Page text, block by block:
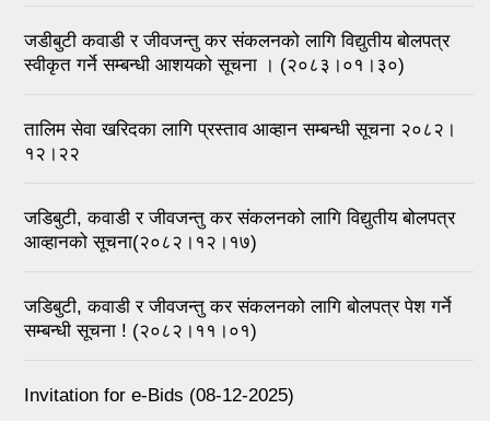
जडीबुटी कवाडी र जीवजन्तु कर संकलनको लागि विद्युतीय बोलपत्र
स्वीकृत गर्ने सम्बन्धी आशयको सूचना । (२०८३।०१।३०)
तालिम सेवा खरिदका लागि प्रस्ताव आव्हान सम्बन्धी सूचना २०८२।
१२।२२
जडिबुटी, कवाडी र जीवजन्तु कर संकलनको लागि विद्युतीय बोलपत्र
आव्हानको सूचना(२०८२।१२।१७)
जडिबुटी, कवाडी र जीवजन्तु कर संकलनको लागि बोलपत्र पेश गर्ने
सम्बन्धी सूचना ! (२०८२।११।०१)
Invitation for e-Bids (08-12-2025)